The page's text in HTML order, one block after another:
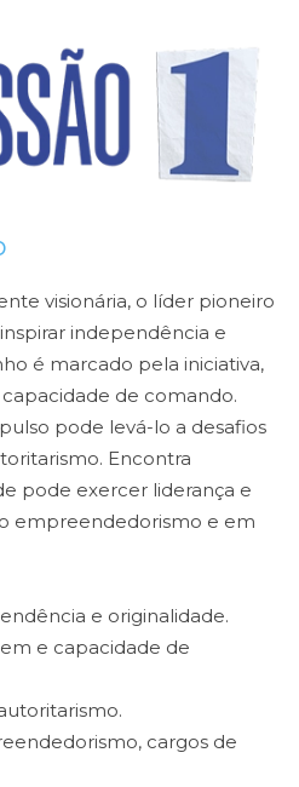
visionária, o líder pioneiro
independência e
é marcado pela iniciativa,
de comando.
pode levá-lo a desafios
Encontra
pode exercer liderança e
empreendedorismo e em
e originalidade.
e capacidade de
cargos de